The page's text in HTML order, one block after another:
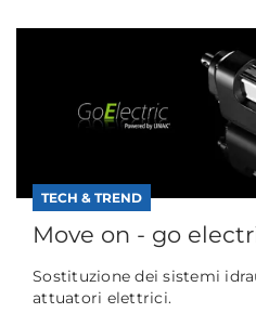
TECH & TREND
Move on - go
Sostituzione dei sistemi
attuatori elettrici.